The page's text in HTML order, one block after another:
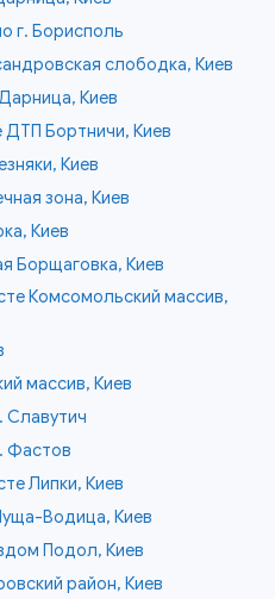
г. Борисполь
слободка, Киев
Киев
ДТП Бортничи, Киев
Киев
зона, Киев
Киев
Борщаговка, Киев
Комсомольский массив,
массив, Киев
Славутич
Фастов
Липки, Киев
Водица, Киев
Подол, Киев
район, Киев